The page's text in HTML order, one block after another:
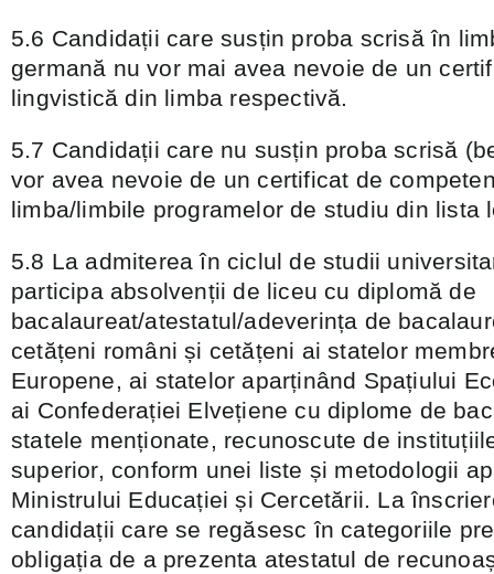
5.6 Candidații care susțin proba scrisă în
germană nu vor mai avea nevoie de un
lingvistică din limba respectivă.
5.7 Candidații care nu susțin proba scrisă
vor avea nevoie de un certificat de
limba/limbile programelor de studiu din lista
5.8 La admiterea în ciclul de studii
participa absolvenții de liceu cu diplomă de
bacalaureat/atestatul/adeverința de
cetățeni români și cetățeni ai statelor
Europene, ai statelor aparținând Spațiului
ai Confederației Elvețiene cu diplome de
statele menționate, recunoscute de
superior, conform unei liste și metodologii
Ministrului Educației și Cercetării. La
candidații care se regăsesc în categoriile
obligația de a prezenta atestatul de